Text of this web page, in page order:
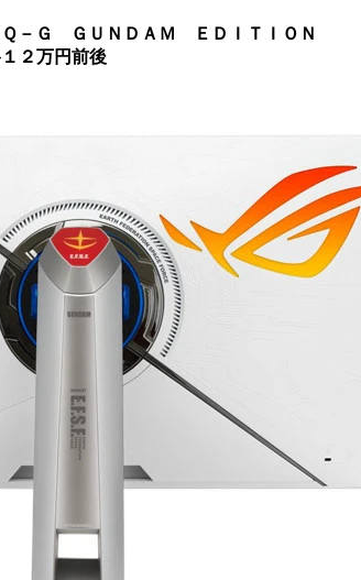
－Ｇ ＧＵＮＤＡＭ ＥＤＩＴＩＯＮ
２万円前後